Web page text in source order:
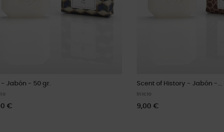
- Jabón - 50 gr.
€
Scent of History - Jabón -...
Inicio
9,00 €